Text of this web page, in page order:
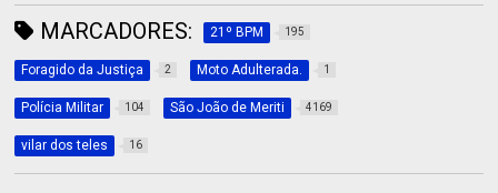
MARCADORES: 21º BPM 195
Foragido da Justiça 2 Moto Adulterada. 1
Polícia Militar 104 São João de Meriti 4169
vilar dos teles 16